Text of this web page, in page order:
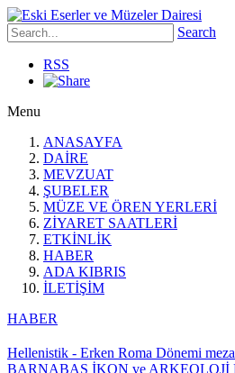
Search
RSS
Menu
ANASAYFA
DAİRE
MEVZUAT
ŞUBELER
MÜZE VE ÖREN YERLERİ
ZİYARET SAATLERİ
ETKİNLİK
HABER
ADA KIBRIS
İLETİŞİM
HABER
Hellenistik - Erken Roma Dönemi
BARNABAS İKON ve ARKEOLOJİ